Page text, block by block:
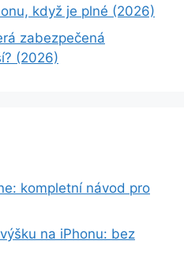
když je plné (2026)
zabezpečená
(2026)
kompletní návod pro
na iPhonu: bez